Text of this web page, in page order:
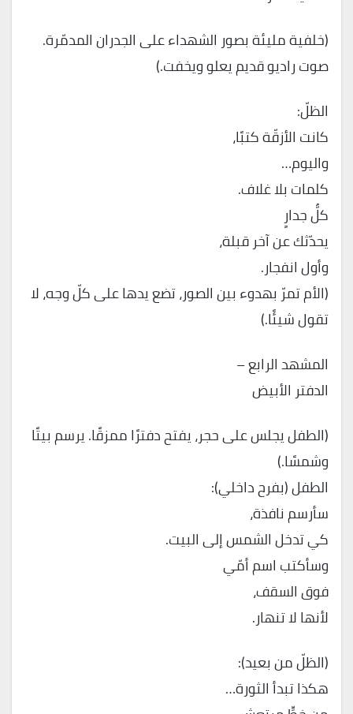
(خلفية مليئة بصور الشهداء على الجدران المدمّرة.
صوت راديو قديم يعلو ويخفت.)
الظلّ:
كانت الأزقّة كتبًا،
واليوم…
كلمات بلا غلاف.
كلُّ جدارٍ
يحدّثك عن آخر قبلة،
وأول انفجار.
(الأم تمرّ بهدوء بين الصور، تضع يدها على كلّ وجه، لا
تقول شيئًا.)
المشهد الرابع –
الدفتر الأبيض
(الطفل يجلس على حجر، يفتح دفترًا ممزقًا. يرسم بيتًا
وشمسًا.)
الطفل (بفرح داخلي):
سأرسم نافذة،
كي تدخل الشمس إلى البيت.
وسأكتب اسم أمّي
فوق السقف،
لأنها لا تنهار.
(الظلّ من بعيد):
هكذا تبدأ الثورة…